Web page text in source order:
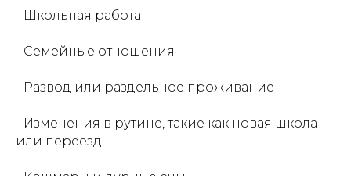
- Школьная работа
- Семейные отношения
- Развод или раздельное проживание
- Изменения в рутине, такие как новая школа
или переезд